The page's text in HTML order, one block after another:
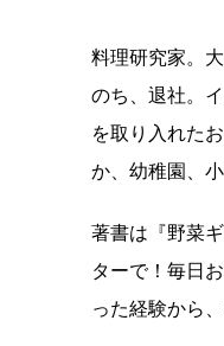
料理研究家。
のち、退社。
を取り入れた
か、幼稚園、
著書は『野菜
ターで！毎日
った経験から